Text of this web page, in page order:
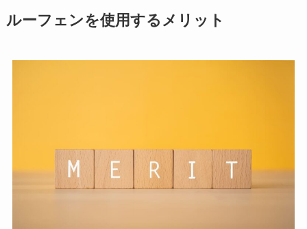
ルーフェンを使用するメリット